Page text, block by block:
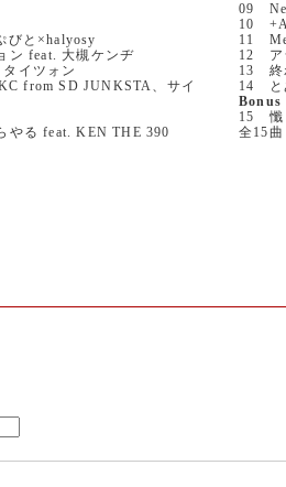
と×halyosy
ン feat. 大槻ケンヂ
イツォン
from SD JUNKSTA、サイ
る feat. KEN THE 390
09
10
11
12 ア
13 終
14 と
Bonus
15 懺
全15曲